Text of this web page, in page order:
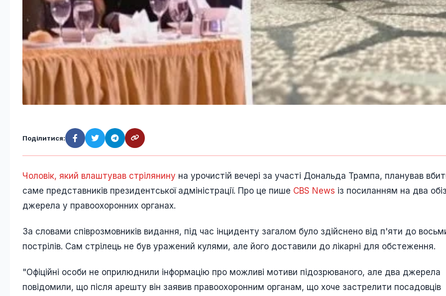
Поділитися:
Чоловік, який влаштував стрілянину на урочистій вечері за участі Дональда Трампа, планував
саме представників президентської адміністрації. Про це пише CBS News із посиланням на два
джерела у правоохоронних органах.
За словами співрозмовників видання, під час інциденту загалом було здійснено від п'яти до
пострілів. Сам стрілець не був уражений кулями, але його доставили до лікарні для обстеження.
"Офіційні особи не оприлюднили інформацію про можливі мотиви підозрюваного, але два джерела
повідомили, що після арешту він заявив правоохоронним органам, що хоче застрелити посадовців